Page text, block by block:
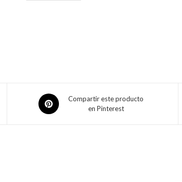
Compartir este producto
en Pinterest